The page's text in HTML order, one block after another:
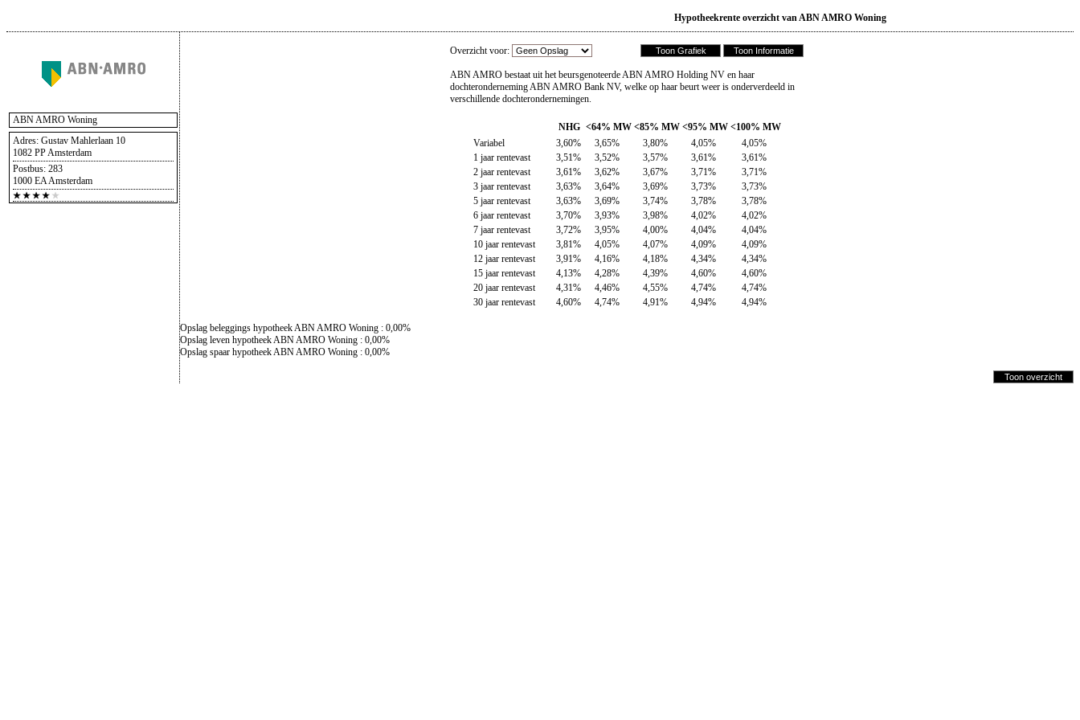
Hypotheekrente overzicht van ABN AMRO Woning
ABN AMRO Woning
Adres: Gustav Mahlerlaan 10
1082 PP Amsterdam
Postbus: 283
1000 EA Amsterdam
Overzicht voor:
ABN AMRO bestaat uit het beursgenoteerde ABN AMRO Holding NV en haar
dochteronderneming ABN AMRO Bank NV, welke op haar beurt weer is onderverdeeld in
verschillende dochterondernemingen.
NHG <64% MW <85% MW <95% MW <100% MW
Variabel
3,60% 3,65% 3,80% 4,05%
4,05%
1 jaar rentevast
3,51% 3,52% 3,57% 3,61%
3,61%
2 jaar rentevast
3,61% 3,62% 3,67% 3,71%
3,71%
3 jaar rentevast
3,63% 3,64% 3,69% 3,73%
3,73%
5 jaar rentevast
3,63% 3,69% 3,74% 3,78%
3,78%
6 jaar rentevast
3,70% 3,93% 3,98% 4,02%
4,02%
7 jaar rentevast
3,72% 3,95% 4,00% 4,04%
4,04%
10 jaar rentevast
3,81% 4,05% 4,07% 4,09%
4,09%
12 jaar rentevast
3,91% 4,16% 4,18% 4,34%
4,34%
15 jaar rentevast
4,13% 4,28% 4,39% 4,60%
4,60%
20 jaar rentevast
4,31% 4,46% 4,55% 4,74%
4,74%
30 jaar rentevast
4,60% 4,74% 4,91% 4,94% 4,94%
Opslag beleggings hypotheek ABN AMRO Woning : 0,00%
Opslag leven hypotheek ABN AMRO Woning : 0,00%
Opslag spaar hypotheek ABN AMRO Woning : 0,00%